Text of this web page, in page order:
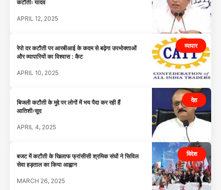
कटौतीः यादव
APRIL 12, 2025
व्यापार
रेपो दर कटौती पर आरबीआई के कदम से बढ़ेगा उपभोक्ताओं
और व्यापारियों का विश्वास : कैट
APRIL 10, 2025
देश
बिजली कटौती के मुद्दे पर लोगों में भय पैदा कर रही हैं
आतिशीःसूद
APRIL 4, 2025
विदेश
बजट में कटौती के खिलाफ फ्रांसीसी श्रमिक संघों ने सिविल
सेवा हड़ताल का किया आह्वान
MARCH 26, 2025